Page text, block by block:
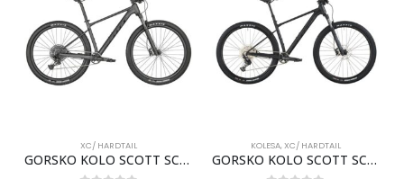
XC/ HARDTAIL
GORSKO KOLO SCOTT SCALE 970 SIV 2025
KOLESA,XC/ HARDTAIL
GORSKO KOLO SCOTT SCALE 940 2026